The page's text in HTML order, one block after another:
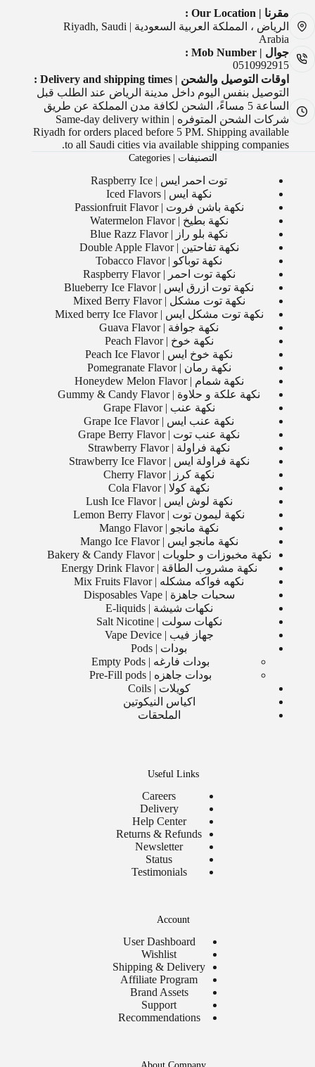
مقرنا | Our Location :
الرياض ، المملكة العربية السعودية | Riyadh, Saudi
Arabia
جوال | Mob Number :
0510992915
اوقات التوصيل والشحن | Delivery and shipping times :
التوصيل بنفس اليوم داخل مدينة الرياض عند الطلب قبل
الساعة 5 مساءً، الشحن لكافة مدن المملكة عن طريق
شركات الشحن المتوفره | Same-day delivery within
Riyadh for orders placed before 5 PM. Shipping available
to all Saudi cities via available shipping companies.
التصنيفات | Categories
توت احمر ايس | Raspberry Ice
نكهة ايس | Iced Flavors
نكهة باشن فروت | Passionfruit Flavor
نكهة بطيخ | Watermelon Flavor
نكهة بلو راز | Blue Razz Flavor
نكهة تفاحتين | Double Apple Flavor
نكهة توباكو | Tobacco Flavor
نكهة توت احمر | Raspberry Flavor
نكهة توت ازرق ايس | Blueberry Ice Flavor
نكهة توت مشكل | Mixed Berry Flavor
نكهة توت مشكل ايس | Mixed berry Ice Flavor
نكهة جوافة | Guava Flavor
نكهة خوخ | Peach Flavor
نكهة خوخ ايس | Peach Ice Flavor
نكهة رمان | Pomegranate Flavor
نكهة شمام | Honeydew Melon Flavor
نكهة علكة و حلاوة | Gummy & Candy Flavor
نكهة عنب | Grape Flavor
نكهة عنب ايس | Grape Ice Flavor
نكهة عنب توت | Grape Berry Flavor
نكهة فراولة | Strawberry Flavor
نكهة فراولة ايس | Strawberry Ice Flavor
نكهة كرز | Cherry Flavor
نكهة كولا | Cola Flavor
نكهة لوش ايس | Lush Ice Flavor
نكهة ليمون توت | Lemon Berry Flavor
نكهة مانجو | Mango Flavor
نكهة مانجو ايس | Mango Ice Flavor
نكهة مخبوزات و حلويات | Bakery & Candy Flavor
نكهة مشروب الطاقة | Energy Drink Flavor
نكهه فواكه مشكله | Mix Fruits Flavor
سحبات جاهزة | Disposables Vape
نكهات شيشة | E-liquids
نكهات سولت | Salt Nicotine
جهاز فيب | Vape Device
بودات | Pods
بودات فارغه | Empty Pods
بودات جاهزه | Pre-Fill pods
كويلات | Coils
اكياس النيكوتين
الملحقات
Useful Links
Careers
Delivery
Help Center
Returns & Refunds
Newsletter
Status
Testimonials
Account
User Dashboard
Wishlist
Shipping & Delivery
Affiliate Program
Brand Assets
Support
Recommendations